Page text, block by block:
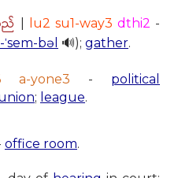
ည် lu2 su1-way3 dthi2 -
ˈsem-bəl 🔊); gather.
a-yone3 - political
; league.
office room.